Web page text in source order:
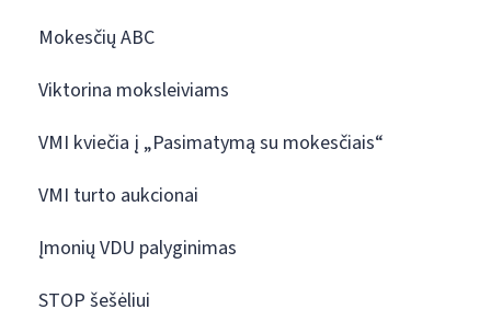
Mokesčių ABC
Viktorina moksleiviams
VMI kviečia į „Pasimatymą su mokesčiais“
VMI turto aukcionai
Įmonių VDU palyginimas
STOP šešėliui